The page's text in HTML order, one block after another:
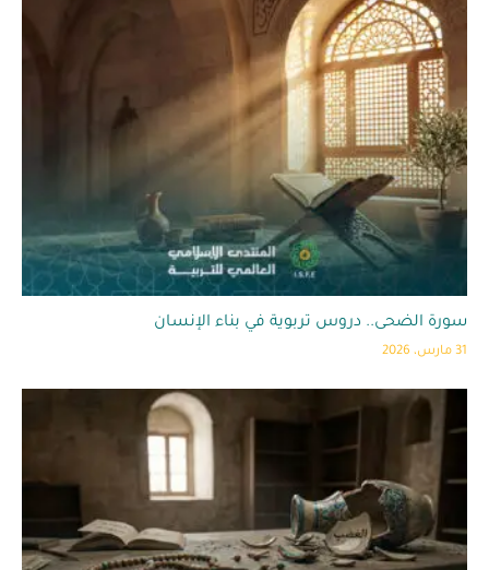
سورة الضحى.. دروس تربوية في بناء الإنسان
31 مارس، 2026